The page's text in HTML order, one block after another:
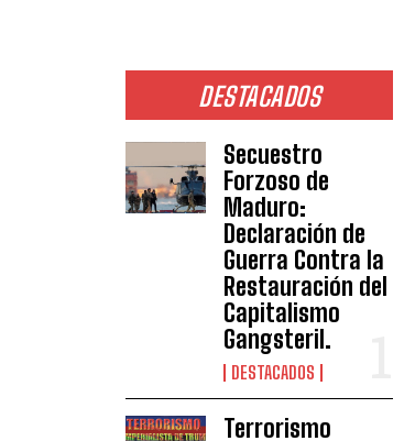
DESTACADOS
Secuestro
Forzoso de
Maduro:
Declaración de
Guerra Contra la
Restauración del
Capitalismo
Gangsteril.
DESTACADOS
Terrorismo